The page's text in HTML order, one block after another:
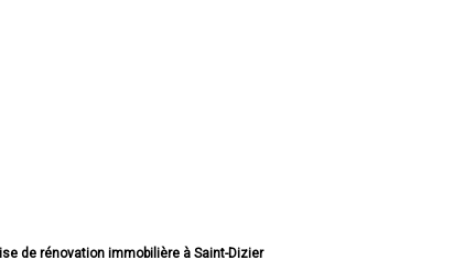
de rénovation immobilière à Saint-Dizier